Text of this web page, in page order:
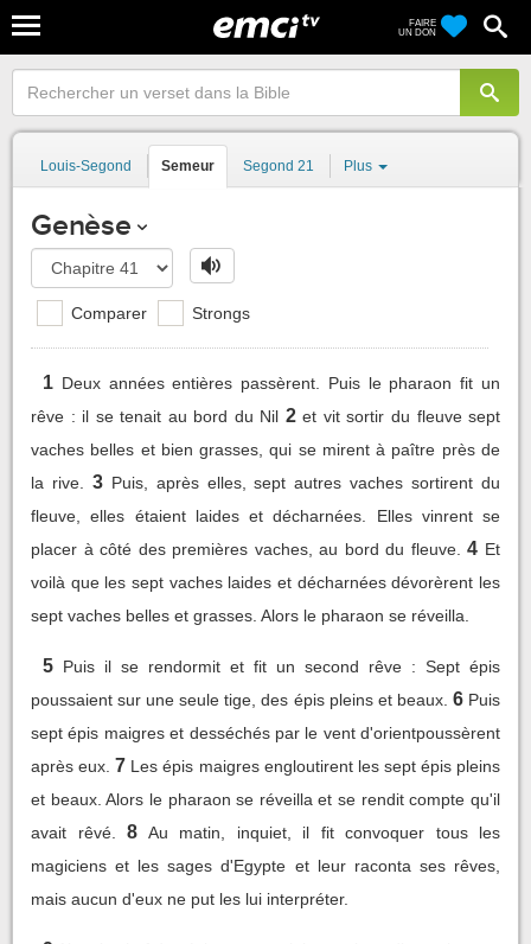
FAIRE
UN DON
Louis-Segond Semeur Segond 21 Plus
Genèse
Comparer Strongs
1 Deux années entières passèrent. Puis le pharaon fit un
rêve : il se tenait au bord du Nil 2 et vit sortir du fleuve sept
vaches belles et bien grasses, qui se mirent à paître près de
la rive.
3 Puis, après elles, sept autres vaches sortirent du
fleuve, elles étaient laides et décharnées. Elles vinrent se
placer à côté des premières vaches, au bord du fleuve. 4 Et
voilà que les sept vaches laides et décharnées dévorèrent les
sept vaches belles et grasses. Alors le pharaon se réveilla.
5 Puis il se rendormit et fit un second rêve : Sept épis
poussaient sur une seule tige, des épis pleins et beaux. 6 Puis
sept épis maigres et desséchés par le vent d'orientpoussèrent
après eux. 7 Les épis maigres engloutirent les sept épis pleins
et beaux. Alors le pharaon se réveilla et se rendit compte qu'il
avait rêvé.
8 Au matin, inquiet, il fit convoquer tous les
magiciens et les sages d'Egypte et leur raconta ses rêves,
mais aucun d'eux ne put les lui interpréter.